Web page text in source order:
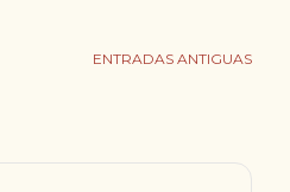
ENTRADAS ANTIGUAS